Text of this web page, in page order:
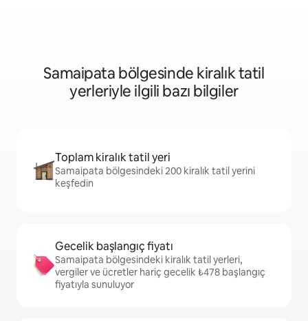
Samaipata bölgesinde kiralık tatil
yerleriyle ilgili bazı bilgiler
Toplam kiralık tatil yeri
Samaipata bölgesindeki 200 kiralık tatil yerini
keşfedin
Gecelik başlangıç fiyatı
Samaipata bölgesindeki kiralık tatil yerleri,
vergiler ve ücretler hariç gecelik ₺478 başlangıç
fiyatıyla sunuluyor